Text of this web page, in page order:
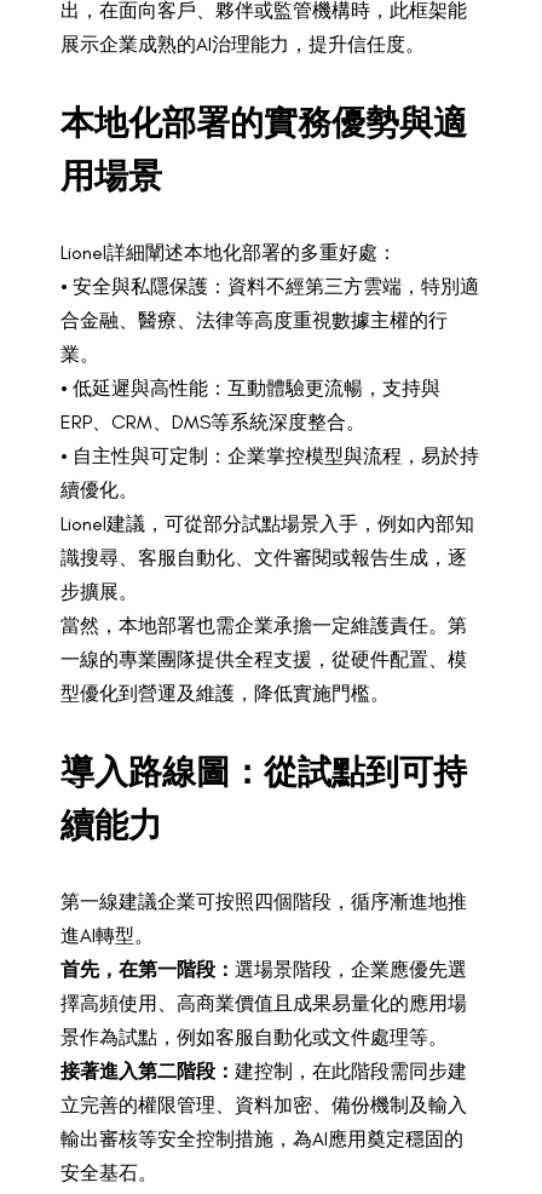
出，在面向客戶、夥伴或監管機構時，此框架能
展示企業成熟的AI治理能力，提升信任度。
本地化部署的實務優勢與適
用場景
Lionel詳細闡述本地化部署的多重好處：
• 安全與私隱保護：資料不經第三方雲端，特別適
合金融、醫療、法律等高度重視數據主權的行
業。
• 低延遲與高性能：互動體驗更流暢，支持與
ERP、CRM、DMS等系統深度整合。
• 自主性與可定制：企業掌控模型與流程，易於持
續優化。
Lionel建議，可從部分試點場景入手，例如內部知
識搜尋、客服自動化、文件審閱或報告生成，逐
步擴展。
當然，本地部署也需企業承擔一定維護責任。第
一線的專業團隊提供全程支援，從硬件配置、模
型優化到營運及維護，降低實施門檻。
導入路線圖：從試點到可持
續能力
第一線建議企業可按照四個階段，循序漸進地推
進AI轉型。
首先，在第一階段： 選場景階段，企業應優先選
擇高頻使用、高商業價值且成果易量化的應用場
景作為試點，例如客服自動化或文件處理等。
接著進入第二階段： 建控制，在此階段需同步建
立完善的權限管理、資料加密、備份機制及輸入
輸出審核等安全控制措施，為AI應用奠定穩固的
安全基石。